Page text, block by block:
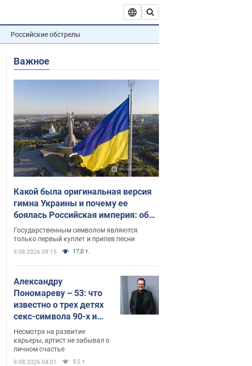
Российские обстрелы
Важное
Какой была оригинальная версия
гимна Украины и почему ее
боялась Российская империя: об
этом не рассказывают в школе
Государственным символом являются
только первый куплет и припев песни
9.08.2026 09:15 17,0 т.
Александру
Пономареву – 53: что
известно о трех детях
секс-символа 90-х и
как они выглядят
Несмотря на развитие
карьеры, артист не забывал о
личном счастье
9.08.2026 04:01 8,5 т.